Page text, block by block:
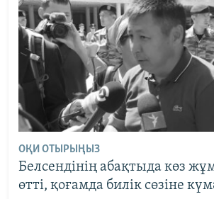
ОҚИ ОТЫРЫҢЫЗ
Белсендінің абақтыда көз
өтті, қоғамда билік сөзіне